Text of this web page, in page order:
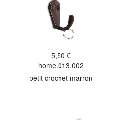
5,50 €
home.013.002
petit crochet marron